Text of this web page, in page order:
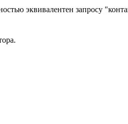
эквивалентен запросу